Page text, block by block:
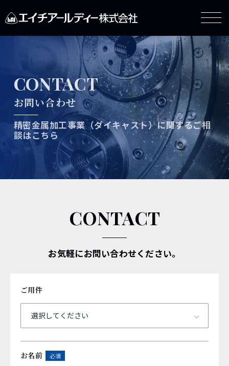
CONTACT
お問い合わせ
精密金属加工事業（ダイキャスト）に関するご相
談はこちら
CONTACT
お気軽にお問い合わせください。
ご用件
お名前 必須